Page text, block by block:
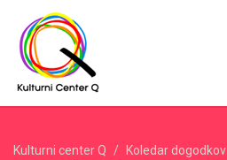
Kulturni center Q Koledar dogodkov